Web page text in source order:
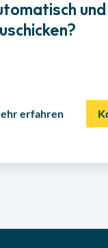
erfahren